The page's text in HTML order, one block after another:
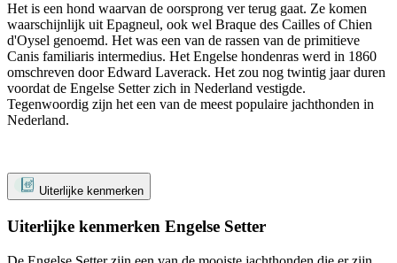
Het is een hond waarvan de oorsprong ver terug gaat. Ze komen
waarschijnlijk uit Epagneul, ook wel Braque des Cailles of Chien
d'Oysel genoemd. Het was een van de rassen van de primitieve
Canis familiaris intermedius. Het Engelse hondenras werd in 1860
omschreven door Edward Laverack. Het zou nog twintig jaar duren
voordat de Engelse Setter zich in Nederland vestigde.
Tegenwoordig zijn het een van de meest populaire jachthonden in
Nederland.
Uiterlijke kenmerken
Uiterlijke kenmerken Engelse Setter